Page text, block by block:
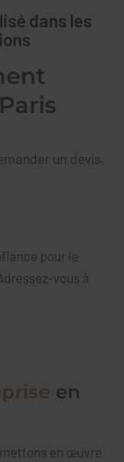
dans les
un devis,
pour le
vous à
en
en œuvre